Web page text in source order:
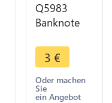
Q5983
Banknote
Dollar Bird
1976 ->
Make offer
3 €
Oder machen
Sie
ein Angebot